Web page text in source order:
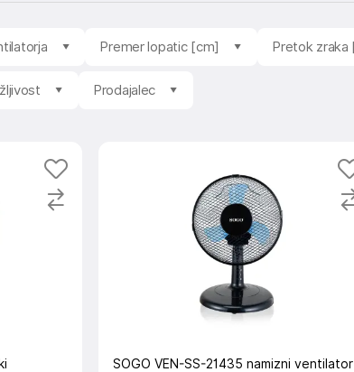
Premer lopatic [cm] Pretok zraka
Prodajalec
SOGO VEN-SS-21435 namizni ventilator